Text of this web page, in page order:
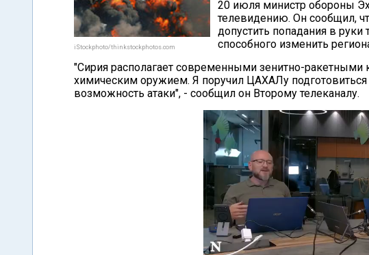
iStockphoto/thinkstockphotos.com
20 июля министр обороны
телевидению. Он сообщил,
допустить попадания в руки
способного изменить
"Сирия располагает современными зенитно-
химическим оружием. Я поручил ЦАХАЛу подготовиться
возможность атаки", - сообщил он Второму телеканалу.